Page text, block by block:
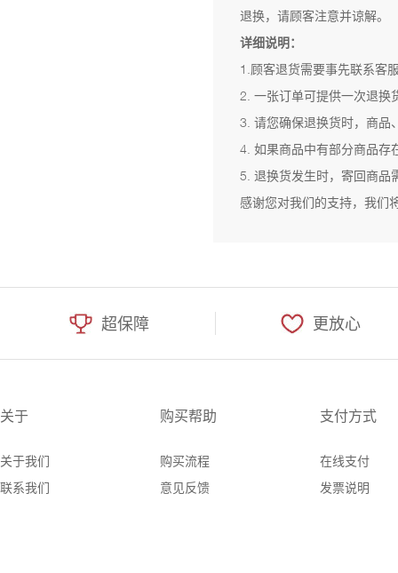
退换，请顾客注意并谅解。
详细说明：
1.顾客退货需要事先联系客
2. 一张订单可提供一次退换
3. 请您确保退换货时，商品
4. 如果商品中有部分商品存
5. 退换货发生时，寄回商品
感谢您对我们的支持，我们
超保障 更放心
关于
关于我们
联系我们
购买帮助
购买流程
意见反馈
支付方式
在线支付
发票说明